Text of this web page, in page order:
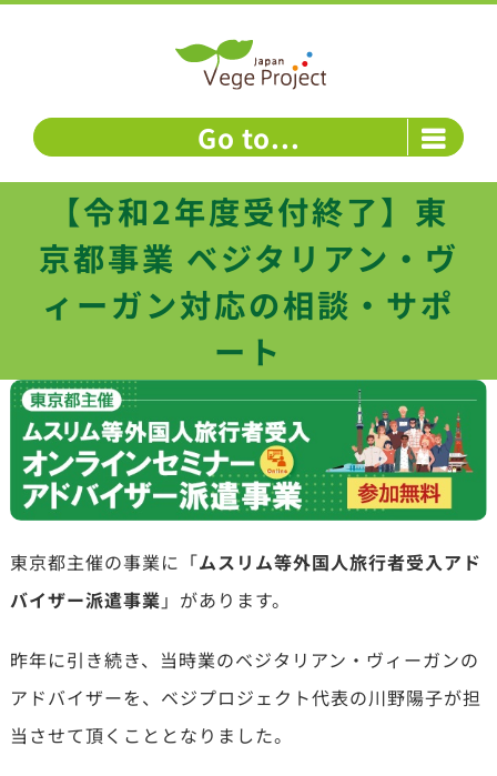
Go to...
【令和2年度受付終了】東
京都事業 ベジタリアン・ヴ
ィーガン対応の相談・サポ
ート
東京都主催の事業に「ムスリム等外国人旅行者受入アド
バイザー派遣事業 」があります。
昨年に引き続き、当時業のベジタリアン・ヴィーガンの
アドバイザーを、ベジプロジェクト代表の川野陽子が担
当させて頂くこととなりました。